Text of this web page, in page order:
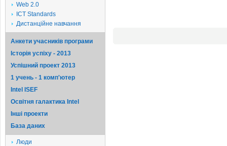
Web 2.0
ICT Standards
Дистанційне навчання
Анкети учасників програми
Історія успіху - 2013
Успішний проект 2013
1 учень - 1 комп'ютер
Intel ISEF
Освітня галактика Intel
Iншi проекти
База даних
Люди